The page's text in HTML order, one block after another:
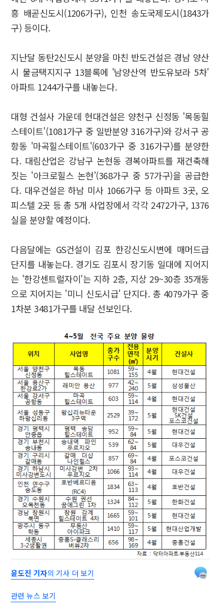
흥 배곧신도시(1206가구), 인천 송도국제도시(1843가
구) 등이다.
지난달 동탄2신도시 분양을 마친 반도건설은 경남 양산
시 물금택지지구 13블록에 '남양산역 반도유보라 5차'
아파트 1244가구를 내놓는다.
대형 건설사 가운데 현대건설은 양천구 신정동 '목동힐
스테이트'(1081가구 중 일반분양 316가구)와 강서구 공
항동 '마곡힐스테이트'(603가구 중 316가구)를 분양한
다. 대림산업은 강남구 논현동 경복아파트를 재건축해
짓는 '아크로힐스 논현'(368가구 중 57가구)을 공급한
다. 대우건설은 하남 미사 1066가구 등 아파트 3곳, 오
피스텔 2곳 등 총 5개 사업장에서 각각 2472가구, 1376
실을 분양할 예정이다.
다음달에는 GS건설이 김포 한강신도시변에 매머드급
단지를 내놓는다. 경기도 김포시 장기동 일대에 지어지
는 '한강센트럴자이'는 지하 2층, 지상 29~30층 35개동
으로 지어지는 '미니 신도시급' 단지다. 총 4079가구 중
1차분 3481가구를 내달 선보인다.
윤도진 기자의 기사 더 보기
관련 뉴스 보기